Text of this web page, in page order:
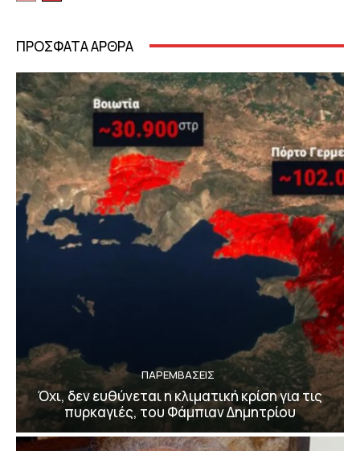
ΠΡΟΣΦΑΤΑ ΑΡΘΡΑ
ΠΑΡΕΜΒΑΣΕΙΣ
Όχι, δεν ευθύνεται η κλιματική κρίση για τις
πυρκαγιές, του Φάμπιαν Δημητρίου